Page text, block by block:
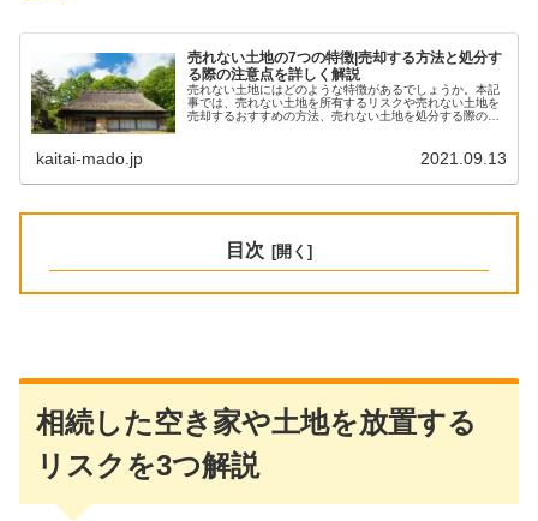
売れない土地の7つの特徴|売却する方法と処分す
る際の注意点を詳しく解説
売れない土地にはどのような特徴があるでしょうか。本記
事では、売れない土地を所有するリスクや売れない土地を
売却するおすすめの方法、売れない土地を処分する際の注
kaitai-mado.jp 2021.09.13
目次
相続した空き家や土地を放置する
リスクを3つ解説